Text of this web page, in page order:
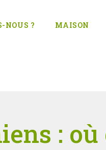
NOUS ? MAISON
: